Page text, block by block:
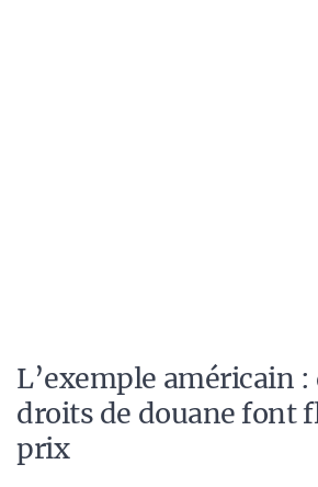
L’exemple américain :
droits de douane font
prix